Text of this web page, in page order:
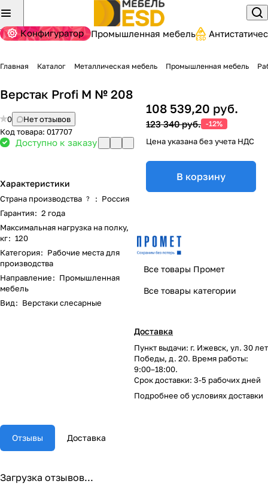
Конфигуратор Промышленная мебель
Главная Каталог Металлическая мебель Промышленная мебель
Верстак Profi M № 208
0
Нет отзывов
Код товара: 017707
Доступно к заказу
Характеристики
Страна производства ? : Россия
Гарантия: 2 года
Максимальная нагрузка на полку,
кг: 120
Категория: Рабочие места для
производства
Направление: Промышленная
мебель
Вид: Верстаки слесарные
108 539,20 руб.
123 340 руб. -12%
Цена указана без учета НДС
В корзину
Все товары Промет
Все товары категории
Доставка
Пункт выдачи: г. Ижевск, ул. 30 лет
Победы, д. 20. Время работы:
9:00–18:00.
Срок доставки: 3-5 рабочих дней
Подробнее обусловиях доставки
Отзывы Доставка
Загрузка отзывов...